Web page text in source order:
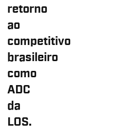
retorno
ao
competitivo
brasileiro
como
ADC
da
LOS.